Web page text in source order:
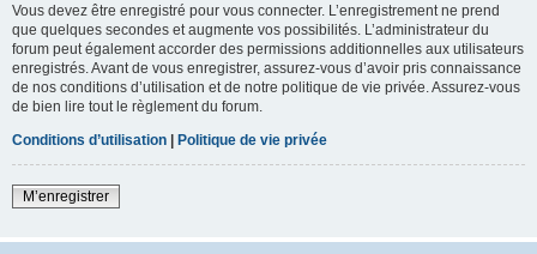
Vous devez être enregistré pour vous connecter. L’enregistrement ne prend
que quelques secondes et augmente vos possibilités. L’administrateur du
forum peut également accorder des permissions additionnelles aux utilisateurs
enregistrés. Avant de vous enregistrer, assurez-vous d’avoir pris connaissance
de nos conditions d’utilisation et de notre politique de vie privée. Assurez-vous
de bien lire tout le règlement du forum.
Conditions d’utilisation | Politique de vie privée
M’enregistrer